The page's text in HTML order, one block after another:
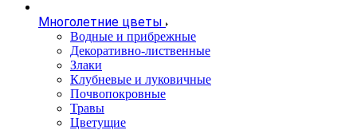
Многолетние цветы
Водные и прибрежные
Декоративно-лиственные
Злаки
Клубневые и луковичные
Почвопокровные
Травы
Цветущие